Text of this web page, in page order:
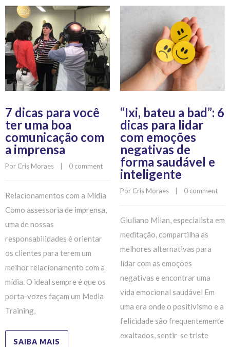
7 dicas para você
ter uma boa
comunicação com
a imprensa
Por Cris Moraes 0 comment
Relacionamentos com a Mídia
Como assessoria de imprensa,
uma de nossas
responsabilidades é orientar
os clientes para terem um
melhor relacionamento com a
mídia. O ideal sempre é que os
porta-vozes façam um Media
Training,
SAIBA MAIS
“Ixi, bateu a bad”: 6
dicas para lidar
com emoções
negativas de
forma saudável e
inteligente
Por Cris Moraes 0 comment
Giuliano Milan, especialista em
meditação, compartilha as
melhores alternativas para
lidar com as emoções
negativas e encontrar uma
vida emocional saudável Em
uma era onde o positivismo e a
felicidade são frequentemente
exaltados, sentir-se triste